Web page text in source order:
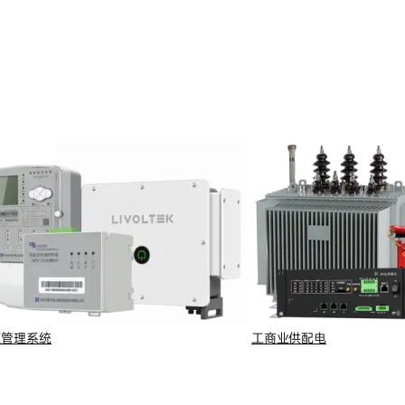
理系统 工商业供配电